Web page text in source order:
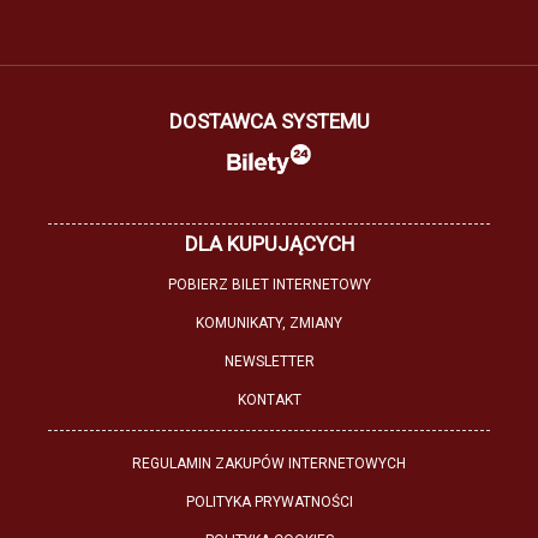
DOSTAWCA SYSTEMU
DLA KUPUJĄCYCH
POBIERZ BILET INTERNETOWY
KOMUNIKATY, ZMIANY
NEWSLETTER
KONTAKT
REGULAMIN ZAKUPÓW INTERNETOWYCH
POLITYKA PRYWATNOŚCI